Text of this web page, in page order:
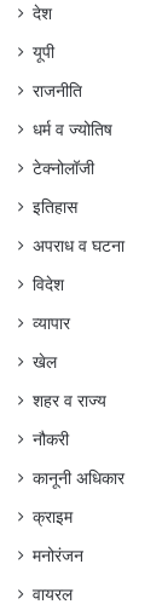
देश
यूपी
राजनीति
धर्म व ज्योतिष
टेक्नोलॉजी
इतिहास
अपराध व घटना
विदेश
व्यापार
खेल
शहर व राज्य
नौकरी
कानूनी अधिकार
क्राइम
मनोरंजन
वायरल